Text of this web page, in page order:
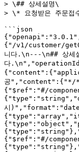
> \## 상세설명\
> \* 요청받은 주문접
```json
{"/v1/customer/
니다.\n---\n## 상세설
다
공","content":{"*/
{"$ref":"#/
시
{"$ref":"#/